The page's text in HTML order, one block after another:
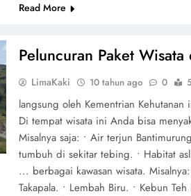
Read More
Peluncuran Paket
LimaKaki 10 tahun ago 0
langsung oleh Kementrian
Di tempat wisata ini Anda bisa
Misalnya saja: • Air terjun
tumbuh di sekitar tebing. • Habitat
... berbagai kawasan wisata.
Takapala. • Lembah Biru. • Kebun